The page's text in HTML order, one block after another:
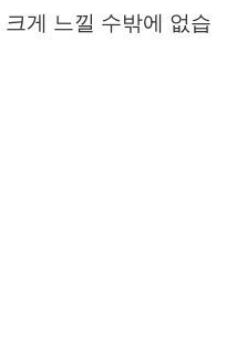
게 느낄 수밖에 없습